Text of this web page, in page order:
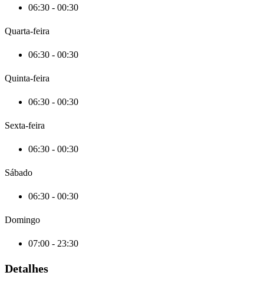
06:30 - 00:30
Quarta-feira
06:30 - 00:30
Quinta-feira
06:30 - 00:30
Sexta-feira
06:30 - 00:30
Sábado
06:30 - 00:30
Domingo
07:00 - 23:30
Detalhes